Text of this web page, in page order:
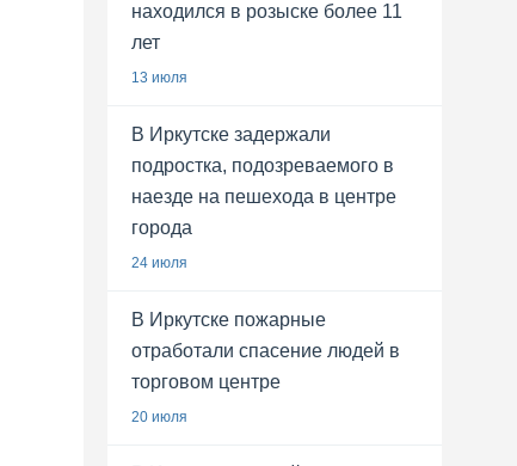
находился в розыске более 11
лет
13 июля
В Иркутске задержали
подростка, подозреваемого в
наезде на пешехода в центре
города
24 июля
В Иркутске пожарные
отработали спасение людей в
торговом центре
20 июля